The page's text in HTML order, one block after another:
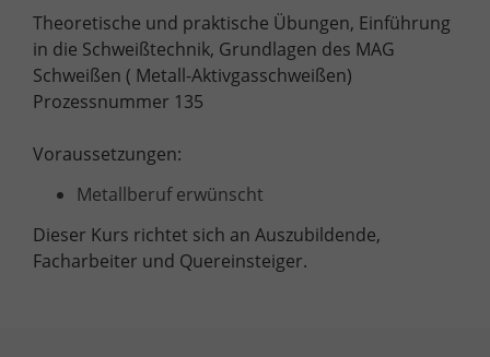
Theoretische und praktische Übungen, Einführung
in die Schweißtechnik, Grundlagen des MAG
Schweißen ( Metall-Aktivgasschweißen)
Prozessnummer 135
Voraussetzungen:
Metallberuf erwünscht
Dieser Kurs richtet sich an Auszubildende,
Facharbeiter und Quereinsteiger.